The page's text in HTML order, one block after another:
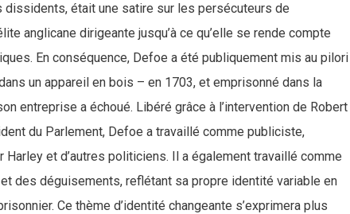
était une satire sur les persécuteurs de
anglicane dirigeante jusqu’à ce qu’elle se rende compte
En conséquence, Defoe a été publiquement mis au pilori
un appareil en bois – en 1703, et emprisonné dans la
entreprise a échoué. Libéré grâce à l’intervention de Robert
du Parlement, Defoe a travaillé comme publiciste,
et d’autres politiciens. Il a également travaillé comme
des déguisements, reflétant sa propre identité variable en
Ce thème d’identité changeante s’exprimera plus